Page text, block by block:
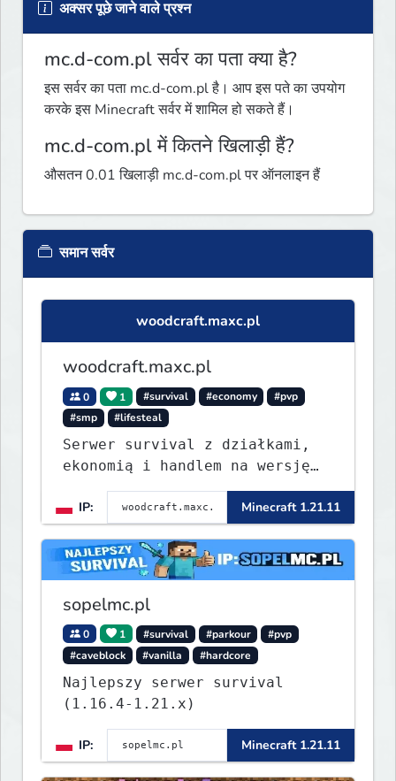
अक्सर पूछे जाने वाले प्रश्न
mc.d-com.pl सर्वर का पता क्या है?
इस सर्वर का पता mc.d-com.pl है। आप इस पते का उपयोग
करके इस Minecraft सर्वर में शामिल हो सकते हैं।
mc.d-com.pl में कितने खिलाड़ी हैं?
औसतन 0.01 खिलाड़ी mc.d-com.pl पर ऑनलाइन हैं
समान सर्वर
woodcraft.maxc.pl
woodcraft.maxc.pl
0 1 #survival #economy
#pvp
#smp
#lifesteal
Serwer survival z działkami,
ekonomią i handlem na wersję
1.8 - 26.1.1. Rekru ON
IP:
Minecraft 1.21.11
sopelmc.pl
0 1 #survival #parkour
#pvp
#caveblock
#vanilla #hardcore
Najlepszy serwer survival
(1.16.4-1.21.x)
IP: Minecraft 1.21.11